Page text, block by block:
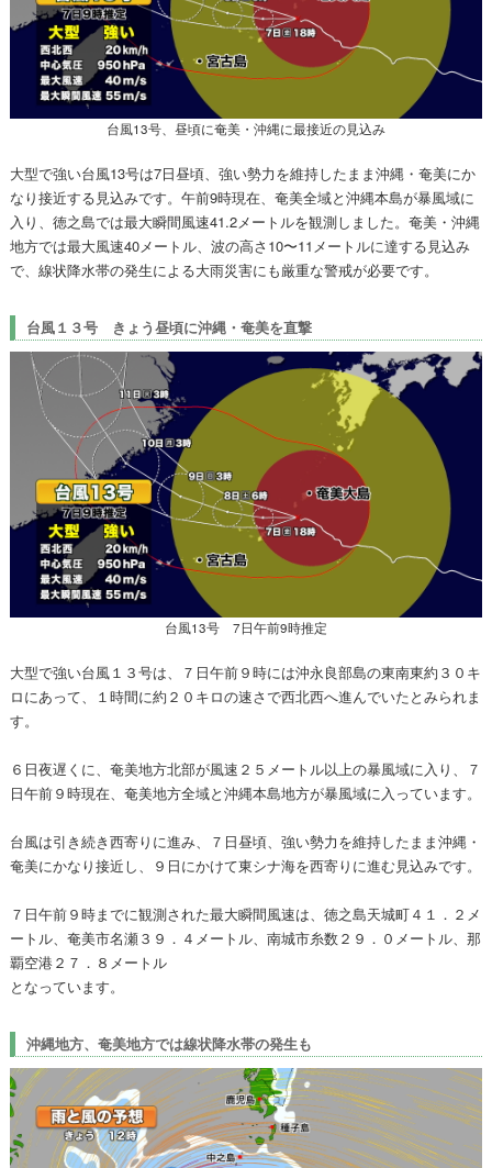
台風13号、昼頃に奄美・沖縄に最接近の見込み
大型で強い台風13号は7日昼頃、強い勢力を維持したまま沖縄・奄美にか
なり接近する見込みです。午前9時現在、奄美全域と沖縄本島が暴風域に
入り、徳之島では最大瞬間風速41.2メートルを観測しました。奄美・沖縄
地方では最大風速40メートル、波の高さ10〜11メートルに達する見込み
で、線状降水帯の発生による大雨災害にも厳重な警戒が必要です。
台風１３号 きょう昼頃に沖縄・奄美を直撃
台風13号 7日午前9時推定
大型で強い台風１３号は、７日午前９時には沖永良部島の東南東約３０キ
ロにあって、１時間に約２０キロの速さで西北西へ進んでいたとみられま
す。
６日夜遅くに、奄美地方北部が風速２５メートル以上の暴風域に入り、７
日午前９時現在、奄美地方全域と沖縄本島地方が暴風域に入っています。
台風は引き続き西寄りに進み、７日昼頃、強い勢力を維持したまま沖縄・
奄美にかなり接近し、９日にかけて東シナ海を西寄りに進む見込みです。
７日午前９時までに観測された最大瞬間風速は、徳之島天城町４１．２メ
ートル、奄美市名瀬３９．４メートル、南城市糸数２９．０メートル、那
覇空港２７．８メートル
となっています。
沖縄地方、奄美地方では線状降水帯の発生も